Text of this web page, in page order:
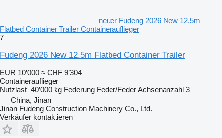
neuer Fudeng 2026 New 12.5m
Flatbed Container Trailer Containerauflieger
7
Fudeng 2026 New 12.5m Flatbed Container Trailer
EUR 10’000 ≈ CHF 9’304
Containerauflieger
Nutzlast 40’000 kg Federung Feder/FederAchsenanzahl 3
China, Jinan
Jinan Fudeng Construction Machinery Co., Ltd.
Verkäufer kontaktieren